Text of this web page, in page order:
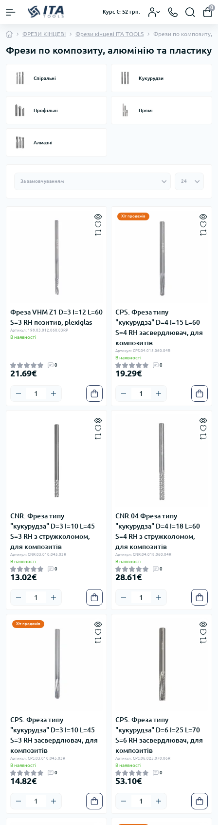
Курс €: 52 грн.
0
ФРЕЗИ КІНЦЕВІ Фрези кінцеві ITA TOOLS Фрези по композиту,
Фрези по композиту, алюмінію та пластику
Спіральні Кукурудзи
Профільні Прямі
Алмазні
Фреза VHM Z1 D=3 I=12 L=60
S=3 RH позитив, plexiglas
Артикул: 198.03.012.060.03RP
В наявності
0
21.69€
Хіт продажів
CPS. Фреза типу
"кукурудза" D=4 I=15 L=60
S=4 RH засвердлювач, для
композитів
Артикул: CPS.04.015.060.04R
В наявності
0
19.29€
CNR. Фреза типу
"кукурудза" D=3 I=10 L=45
S=3 RH з стружколомом,
для композитів
Артикул: CNR.03.010.045.03R
В наявності
0
13.02€
CNR.04 Фреза типу
"кукурудза" D=4 I=18 L=60
S=4 RH з стружколомом,
для композитів
Артикул: CNR.04.018.060.04R
В наявності
0
28.61€
Хіт продажів
CPS. Фреза типу
"кукурудза" D=3 I=10 L=45
S=3 RH засвердлювач, для
композитів
Артикул: CPS.03.010.045.03R
В наявності
0
14.82€
CPS. Фреза типу
"кукурудза" D=6 I=25 L=70
S=6 RH засвердлювач, для
композитів
Артикул: CPS.06.025.070.06R
В наявності
0
53.10€